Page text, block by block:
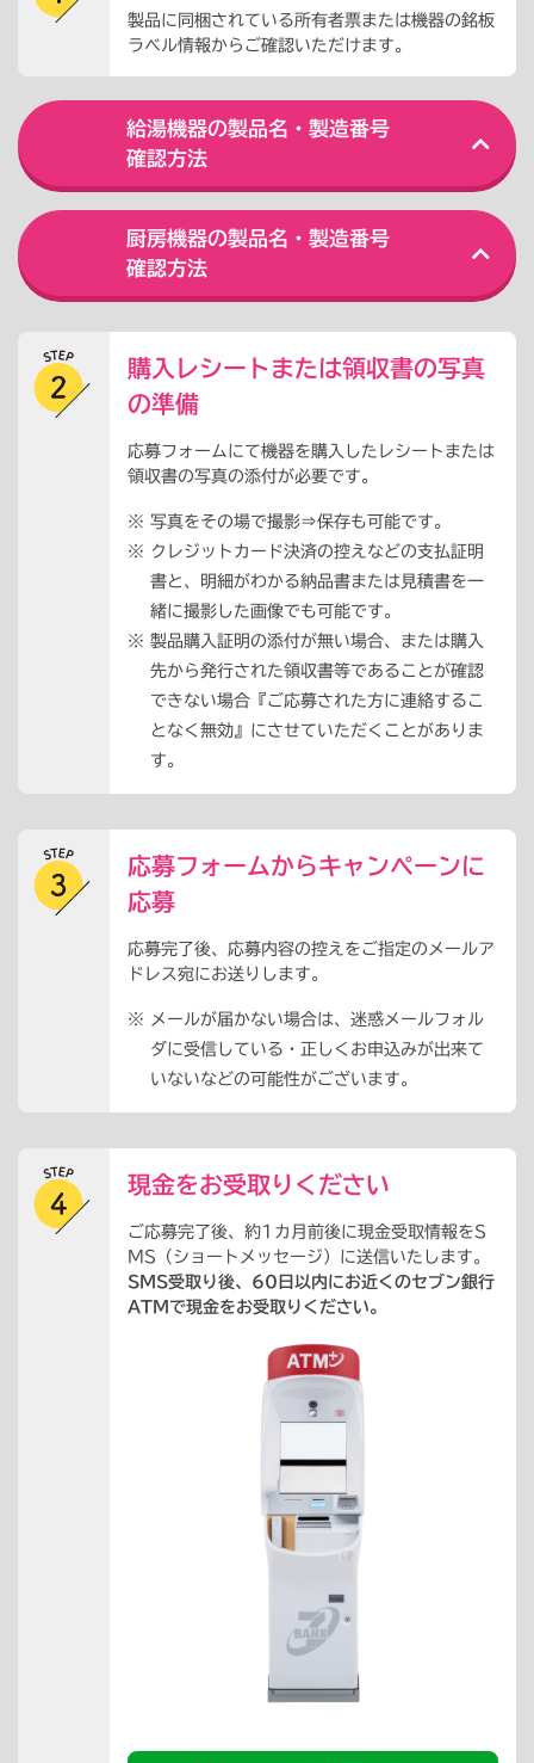
製品に同梱されている所有者票または機器の銘板
ラベル情報からご確認いただけます。
給湯機器の製品名・製造番号
確認方法
厨房機器の製品名・製造番号
確認方法
購入レシートまたは領収書の写真
の準備
応募フォームにて機器を購入したレシートまたは
領収書の写真の添付が必要です。
※ 写真をその場で撮影⇒保存も可能です。
※ クレジットカード決済の控えなどの支払証明
書と、明細がわかる納品書または見積書を一
緒に撮影した画像でも可能です。
※ 製品購入証明の添付が無い場合、または購入
先から発行された領収書等であることが確認
できない場合『ご応募された方に連絡するこ
となく無効』にさせていただくことがありま
す。
応募フォームからキャンペーンに
応募
応募完了後、応募内容の控えをご指定のメールア
ドレス宛にお送りします。
※ メールが届かない場合は、迷惑メールフォル
ダに受信している・正しくお申込みが出来て
いないなどの可能性がございます。
現金をお受取りください
ご応募完了後、約1カ月前後に現金受取情報をS
MS（ショートメッセージ）に送信いたします。
SMS受取り後、60日以内にお近くのセブン銀行
ATMで現金をお受取りください。